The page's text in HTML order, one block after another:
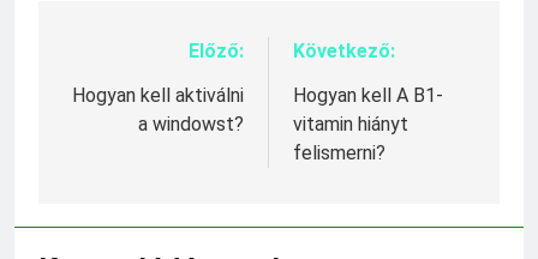
Bejegyzés
navigáció
Előző:
Hogyan kell aktiválni
a windowst?
Következő:
Hogyan kell A B1-
vitamin hiányt
felismerni?